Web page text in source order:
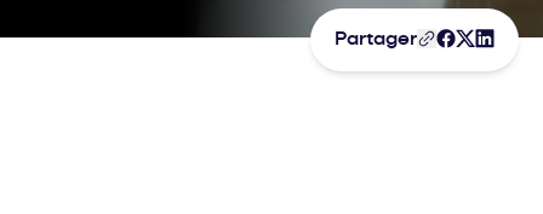
Partager